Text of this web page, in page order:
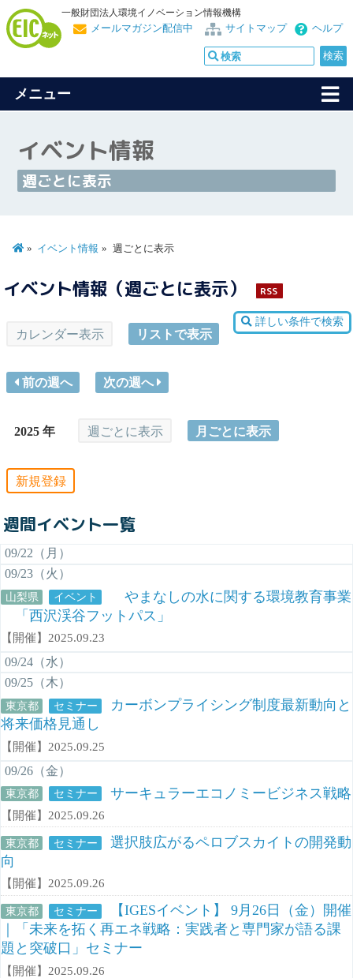
一般財団法人環境イノベーション情報機構
ヘルプ
サイトマップ
メールマガジン配信中
メニュー
イベント情報
週ごとに表示
イベント情報 週ごとに表示
イベント情報（週ごとに表示） RSS
詳しい条件で検索
カレンダー表示 リストで表示
前の週へ 次の週へ
2025 年 週ごとに表示 月ごとに表示
新規登録
週間イベント一覧
09/22（月）
09/23（火）
山梨県 イベント
やまなしの水に関する環境教育事業
「西沢渓谷フットパス」
【開催】2025.09.23
09/24（水）
09/25（木）
東京都 セミナー
カーボンプライシング制度最新動向と
将来価格見通し
【開催】2025.09.25
09/26（金）
東京都 セミナー サーキュラーエコノミービジネス戦略
【開催】2025.09.26
東京都 セミナー
選択肢広がるペロブスカイトの開発動
向
【開催】2025.09.26
東京都 セミナー
【IGESイベント】 9月26日（金）開催
｜「未来を拓く再エネ戦略：実践者と専門家が語る課
題と突破口」セミナー
【開催】2025.09.26